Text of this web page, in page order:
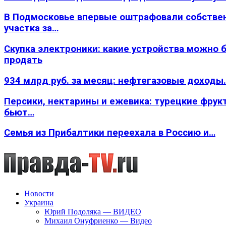
В Подмосковье впервые оштрафовали
участка за…
Скупка электроники: какие устройства можно
продать
934 млрд руб. за месяц: нефтегазовые
Персики, нектарины и ежевика: турецкие
бьют…
Семья из Прибалтики переехала в Россию и…
Новости
Украина
Юрий Подоляка — ВИДЕО
Михаил Онуфриенко — Видео